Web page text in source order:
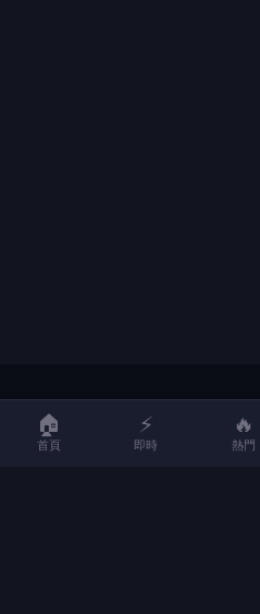
LIFE
LIFE 生活網是台灣領先的生活資訊平
🏠
首頁
⚡
即時
🔥
熱門